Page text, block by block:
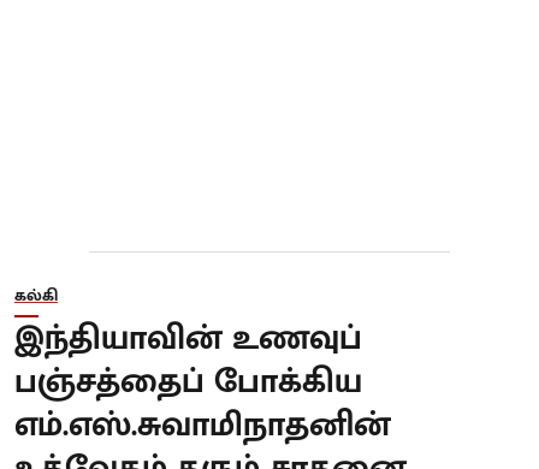
கல்கி
இந்தியாவின் உணவுப்
பஞ்சத்தைப் போக்கிய
எம்.எஸ்.சுவாமிநாதனின்